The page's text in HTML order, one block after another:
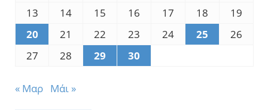
13
14 15 16 17 18
19
20
21 22 23 24 25
26
27
28 29 30
« Μαρ Μάι »